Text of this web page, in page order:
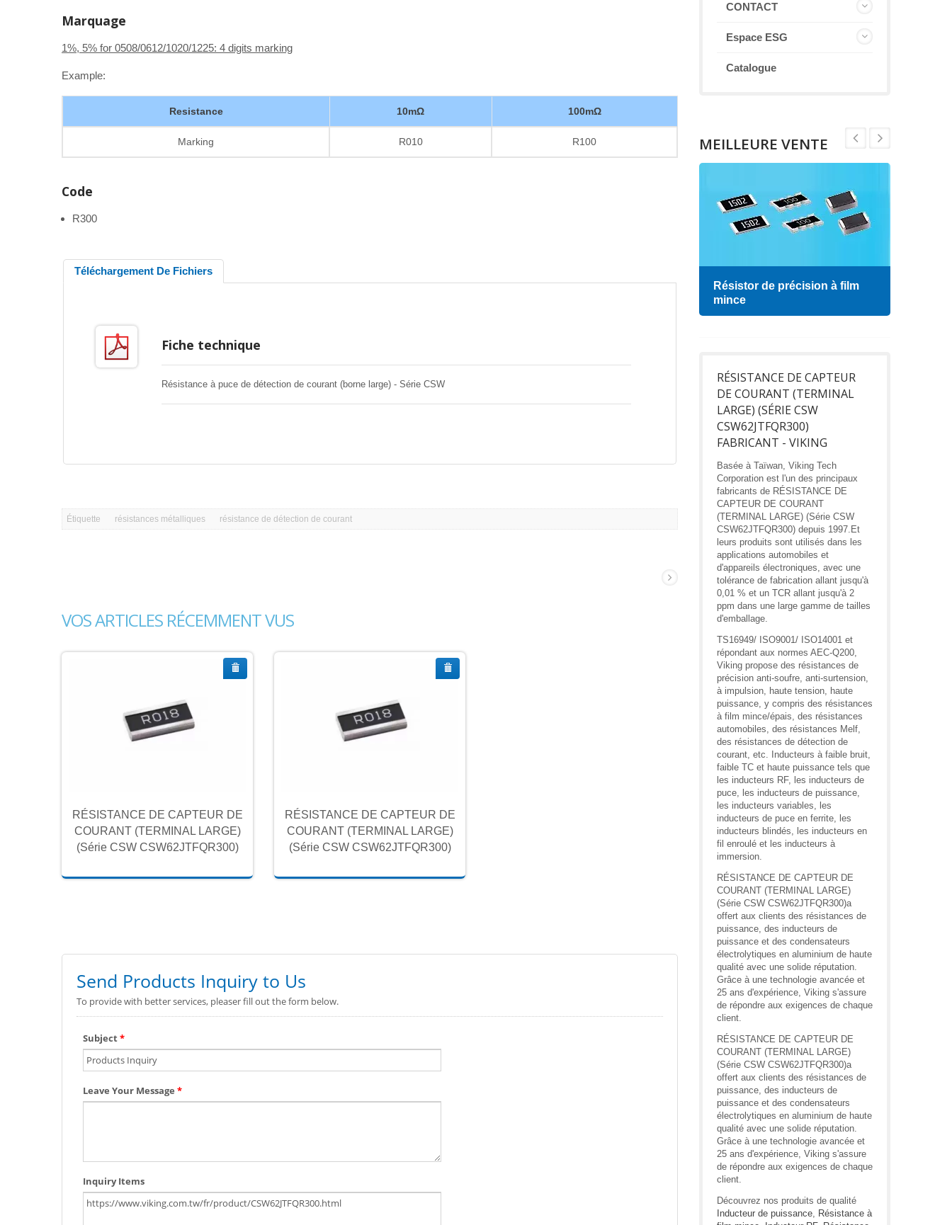
Marquage
1%, 5% for 0508/0612/1020/1225: 4 digits marking
Example:
Resistance 10mΩ 100mΩ
Marking R010 R100
Code
R300
Téléchargement De Fichiers
Fiche technique
Résistance à puce de détection de courant (borne large) - Série CSW
Étiquette résistances métalliques résistance de détection de courant
VOS ARTICLES RÉCEMMENT VUS
RÉSISTANCE DE CAPTEUR DE
COURANT (TERMINAL LARGE)
(Série CSW CSW62JTFQR300)
RÉSISTANCE DE CAPTEUR DE
COURANT (TERMINAL LARGE)
(Série CSW CSW62JTFQR300)
CONTACT
Espace ESG
Catalogue
MEILLEURE VENTE
Résistance à film épais
Résistor de précision à film
mince
RÉSISTANCE DE CAPTEUR
DE COURANT (TERMINAL
LARGE) (SÉRIE CSW
CSW62JTFQR300)
FABRICANT - VIKING
Basée à Taïwan, Viking Tech
Corporation est l'un des principaux
fabricants de RÉSISTANCE DE
CAPTEUR DE COURANT
(TERMINAL LARGE) (Série CSW
CSW62JTFQR300) depuis 1997.Et
leurs produits sont utilisés dans les
applications automobiles et
d'appareils électroniques, avec une
tolérance de fabrication allant jusqu'à
0,01 % et un TCR allant jusqu'à 2
ppm dans une large gamme de tailles
d'emballage.
TS16949/ ISO9001/ ISO14001 et
répondant aux normes AEC-Q200,
Viking propose des résistances de
précision anti-soufre, anti-surtension,
à impulsion, haute tension, haute
puissance, y compris des résistances
à film mince/épais, des résistances
automobiles, des résistances Melf,
des résistances de détection de
courant, etc. Inducteurs à faible bruit,
faible TC et haute puissance tels que
les inducteurs RF, les inducteurs de
puce, les inducteurs de puissance,
les inducteurs variables, les
inducteurs de puce en ferrite, les
inducteurs blindés, les inducteurs en
fil enroulé et les inducteurs à
immersion.
RÉSISTANCE DE CAPTEUR DE
COURANT (TERMINAL LARGE)
(Série CSW CSW62JTFQR300)a
offert aux clients des résistances de
puissance, des inducteurs de
puissance et des condensateurs
électrolytiques en aluminium de haute
qualité avec une solide réputation.
Grâce à une technologie avancée et
25 ans d'expérience, Viking s'assure
de répondre aux exigences de chaque
client.
RÉSISTANCE DE CAPTEUR DE
COURANT (TERMINAL LARGE)
(Série CSW CSW62JTFQR300)a
offert aux clients des résistances de
puissance, des inducteurs de
puissance et des condensateurs
électrolytiques en aluminium de haute
qualité avec une solide réputation.
Grâce à une technologie avancée et
25 ans d'expérience, Viking s'assure
de répondre aux exigences de chaque
client.
Découvrez nos produits de qualité
Inducteur de puissance, Résistance à